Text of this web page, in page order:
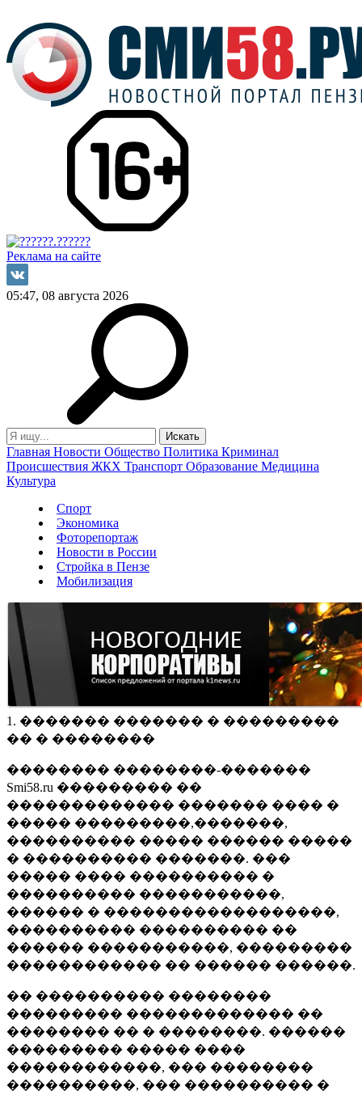
Реклама на сайте
05:47, 08 августа 2026
Главная Новости Общество Политика Криминал
Происшествия ЖКХ Транспорт Образование Медицина
Культура
Спорт
Экономика
Фоторепортаж
Новости в России
Стройка в Пензе
Мобилизация
1. ������� ������� � ���������
�� � ��������
�������� ��������-�������
Smi58.ru ��������� ��
������������� ������� ���� �
����� ���������,�������,
���������� ����� ������ �����
� ���������� �������. ���
����� ���� ���������� �
���������� �����������,
������ � ������������������,
���������� ���������� ��
������ �����������, ���������
������������ �� ������ ������.
�� ���������� ��������
��������� ������������� ��
�������� �� � ��������. ������
��������� ����� ����
������������, ��� ��������
����������, ��� ���������� �